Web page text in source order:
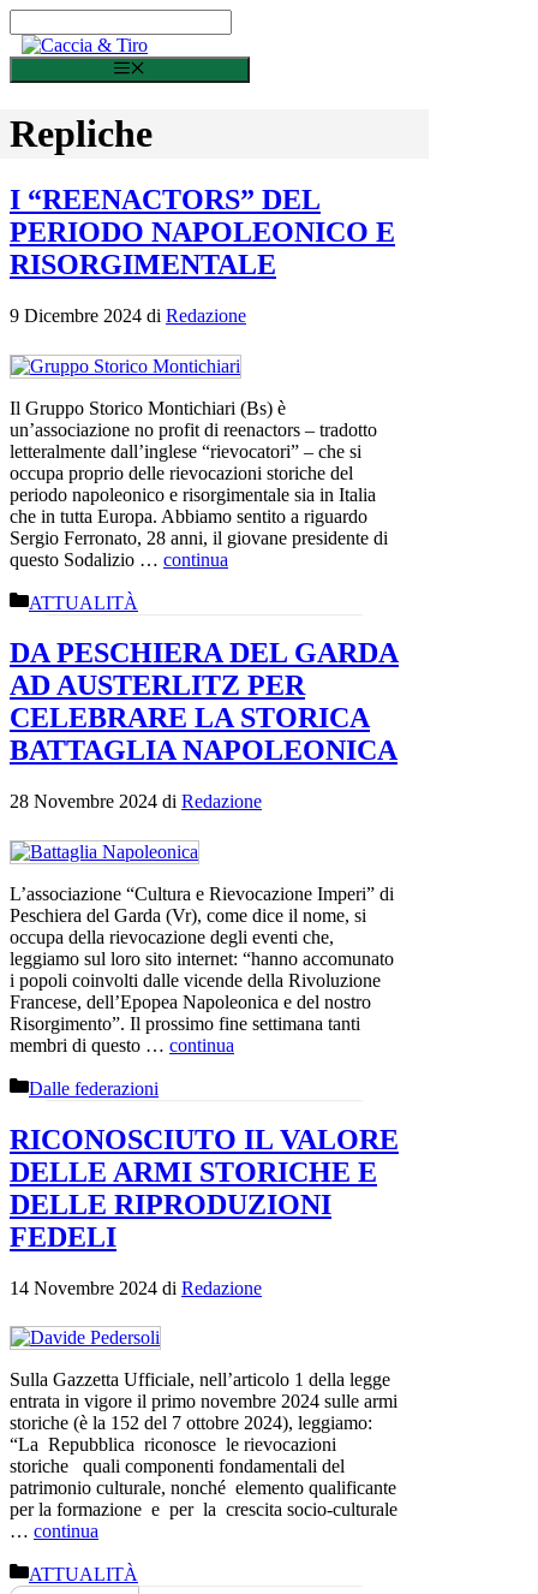
Repliche
I “REENACTORS” DEL
PERIODO NAPOLEONICO E
RISORGIMENTALE
9 Dicembre 2024 di Redazione
Il Gruppo Storico Montichiari (Bs) è
un’associazione no profit di reenactors – tradotto
letteralmente dall’inglese “rievocatori” – che si
occupa proprio delle rievocazioni storiche del
periodo napoleonico e risorgimentale sia in Italia
che in tutta Europa. Abbiamo sentito a riguardo
Sergio Ferronato, 28 anni, il giovane presidente di
questo Sodalizio … continua
Categorie
ATTUALITÀ
DA PESCHIERA DEL GARDA
AD AUSTERLITZ PER
CELEBRARE LA STORICA
BATTAGLIA NAPOLEONICA
28 Novembre 2024 di Redazione
L’associazione “Cultura e Rievocazione Imperi” di
Peschiera del Garda (Vr), come dice il nome, si
occupa della rievocazione degli eventi che,
leggiamo sul loro sito internet: “hanno accomunato
i popoli coinvolti dalle vicende della Rivoluzione
Francese, dell’Epopea Napoleonica e del nostro
Risorgimento”. Il prossimo fine settimana tanti
membri di questo … continua
Categorie
Dalle federazioni
RICONOSCIUTO IL VALORE
DELLE ARMI STORICHE E
DELLE RIPRODUZIONI
FEDELI
14 Novembre 2024 di Redazione
Sulla Gazzetta Ufficiale, nell’articolo 1 della legge
entrata in vigore il primo novembre 2024 sulle armi
storiche (è la 152 del 7 ottobre 2024), leggiamo:
“La Repubblica riconosce le rievocazioni
storiche quali componenti fondamentali del
patrimonio culturale, nonché elemento qualificante
per la formazione e per la crescita socio-culturale
… continua
Categorie
ATTUALITÀ